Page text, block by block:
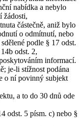
nabídka a nebylo
žádosti,
částečně, aniž bylo
o odmítnutí, nebo
podle § 17 odst.
odst. 2,
informací.
je-li stížnost podána
o ní povinný subjekt
a to do 30 dnů ode
odst. 5 písm. c) nebo §